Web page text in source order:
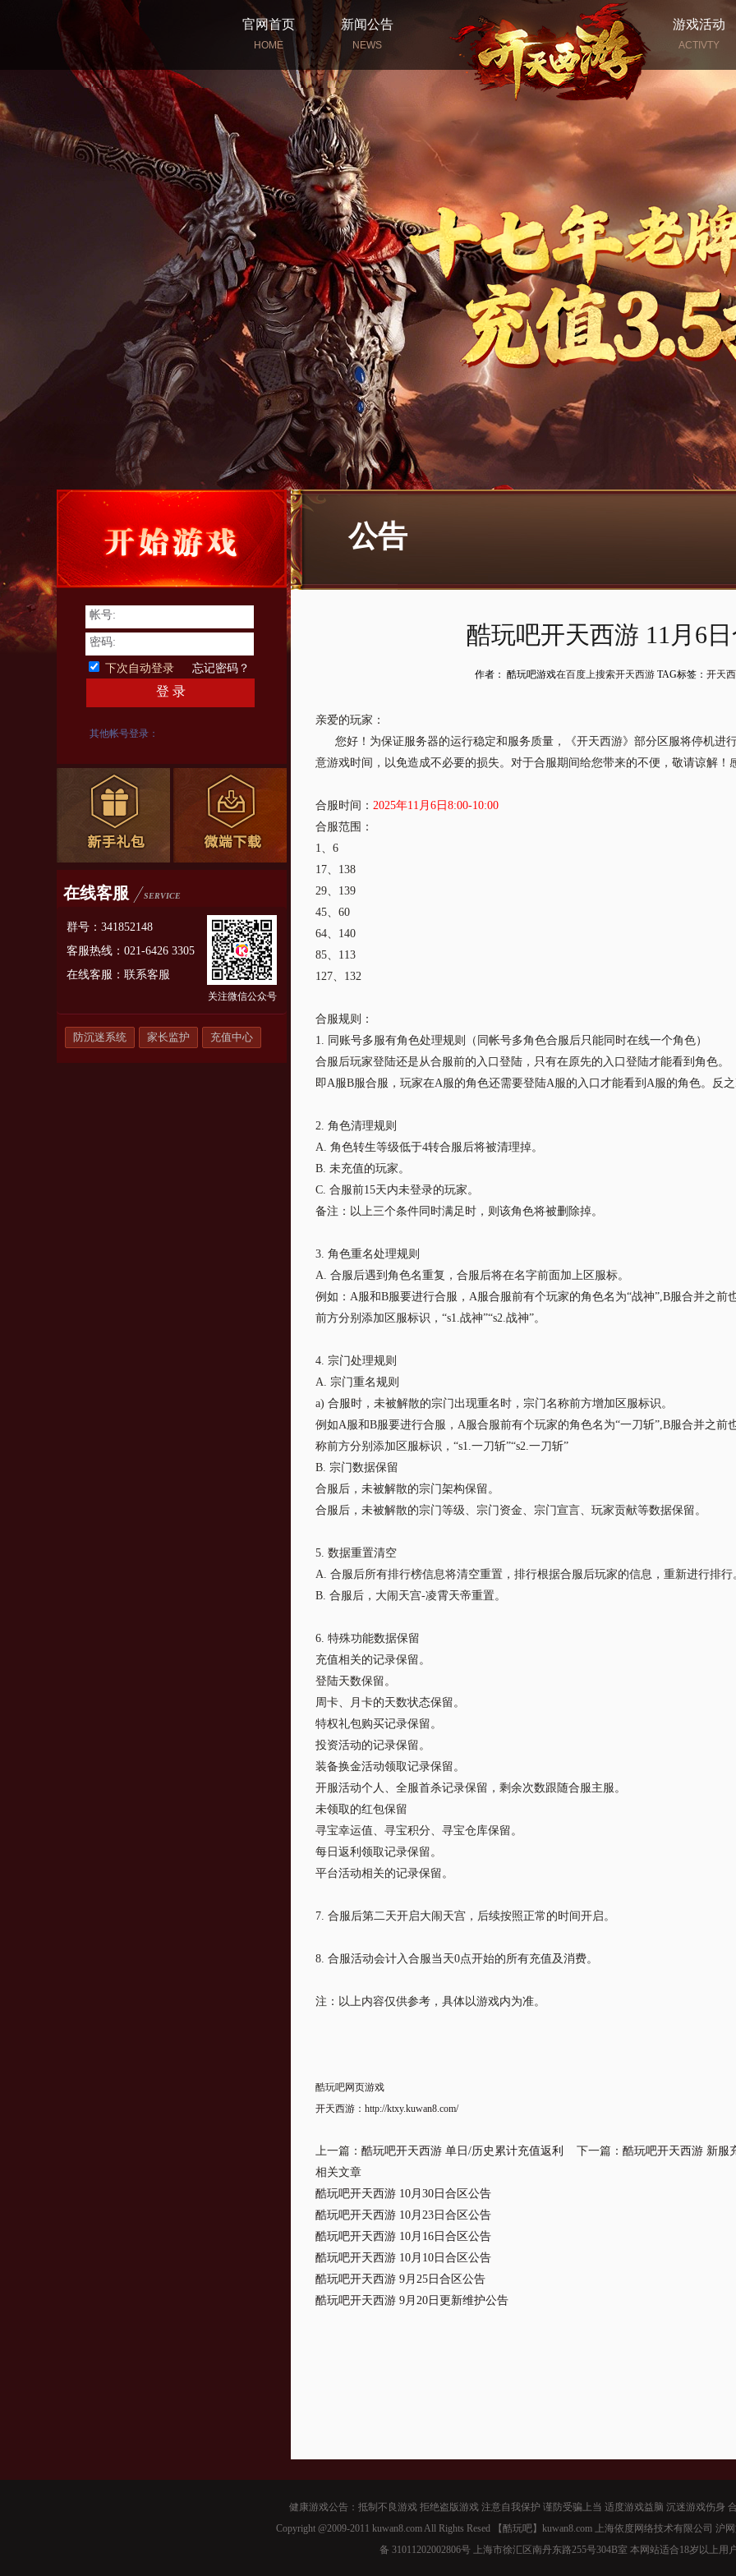
官网首页
HOME
新闻公告
NEWS
游戏活动
ACTIVTY
帐号:
密码:
下次自动登录 忘记密码？
登 录
其他帐号登录：
在线客服 SERVICE
群号：341852148
客服热线：021-6426 3305
在线客服： 联系客服
关注微信公众号
防沉迷系统 家长监护 充值中心
公告
酷玩吧开天西游 11月6
作者： 酷玩吧游戏在百度上搜索开天西游 TAG标签： 开天
亲爱的玩家：
您好！为保证服务器的运行稳定和服务质量，《开天西游》部分区服将停机进
意游戏时间，以免造成不必要的损失。对于合服期间给您带来的不便，敬请谅解！
合服时间： 2025年11月6日8:00-10:00
合服范围：
1、6
17、138
29、139
45、60
64、140
85、113
127、132
合服规则：
1. 同账号多服有角色处理规则（同帐号多角色合服后只能同时在线一个角色）
合服后玩家登陆还是从合服前的入口登陆，只有在原先的入口登陆才能看到角色。
即A服B服合服，玩家在A服的角色还需要登陆A服的入口才能看到A服的角色。反
2. 角色清理规则
A. 角色转生等级低于4转合服后将被清理掉。
B. 未充值的玩家。
C. 合服前15天内未登录的玩家。
备注：以上三个条件同时满足时，则该角色将被删除掉。
3. 角色重名处理规则
A. 合服后遇到角色名重复，合服后将在名字前面加上区服标。
例如：A服和B服要进行合服，A服合服前有个玩家的角色名为“战神”,B服合并之前
前方分别添加区服标识，“s1.战神”“s2.战神”。
4. 宗门处理规则
A. 宗门重名规则
a) 合服时，未被解散的宗门出现重名时，宗门名称前方增加区服标识。
例如A服和B服要进行合服，A服合服前有个玩家的角色名为“一刀斩”,B服合并之前
称前方分别添加区服标识，“s1.一刀斩”“s2.一刀斩”
B. 宗门数据保留
合服后，未被解散的宗门架构保留。
合服后，未被解散的宗门等级、宗门资金、宗门宣言、玩家贡献等数据保留。
5. 数据重置清空
A. 合服后所有排行榜信息将清空重置，排行根据合服后玩家的信息，重新进行排行
B. 合服后，大闹天宫-凌霄天帝重置。
6. 特殊功能数据保留
充值相关的记录保留。
登陆天数保留。
周卡、月卡的天数状态保留。
特权礼包购买记录保留。
投资活动的记录保留。
装备换金活动领取记录保留。
开服活动个人、全服首杀记录保留，剩余次数跟随合服主服。
未领取的红包保留
寻宝幸运值、寻宝积分、寻宝仓库保留。
每日返利领取记录保留。
平台活动相关的记录保留。
7. 合服后第二天开启大闹天宫，后续按照正常的时间开启。
8. 合服活动会计入合服当天0点开始的所有充值及消费。
注：以上内容仅供参考，具体以游戏内为准。
酷玩吧网页游戏
开天西游 ： http://ktxy.kuwan8.com/
上一篇： 酷玩吧开天西游 单日/历史累计充值返利 下一篇： 酷玩吧开天西游 新服
相关文章
酷玩吧开天西游 10月30日合区公告
酷玩吧开天西游 10月23日合区公告
酷玩吧开天西游 10月16日合区公告
酷玩吧开天西游 10月10日合区公告
酷玩吧开天西游 9月25日合区公告
酷玩吧开天西游 9月20日更新维护公告
健康游戏公告：抵制不良游戏 拒绝盗版游戏 注意自我保护 谨防受骗上当 适度游戏益脑 沉迷游戏伤身
Copyright @2009-2011 kuwan8.com All Rights Resed 【酷玩吧】kuwan8.com 上海依度网络技术有限公司 沪
备 31011202002806号 上海市徐汇区南丹东路255号304B室 本网站适合18岁以上用